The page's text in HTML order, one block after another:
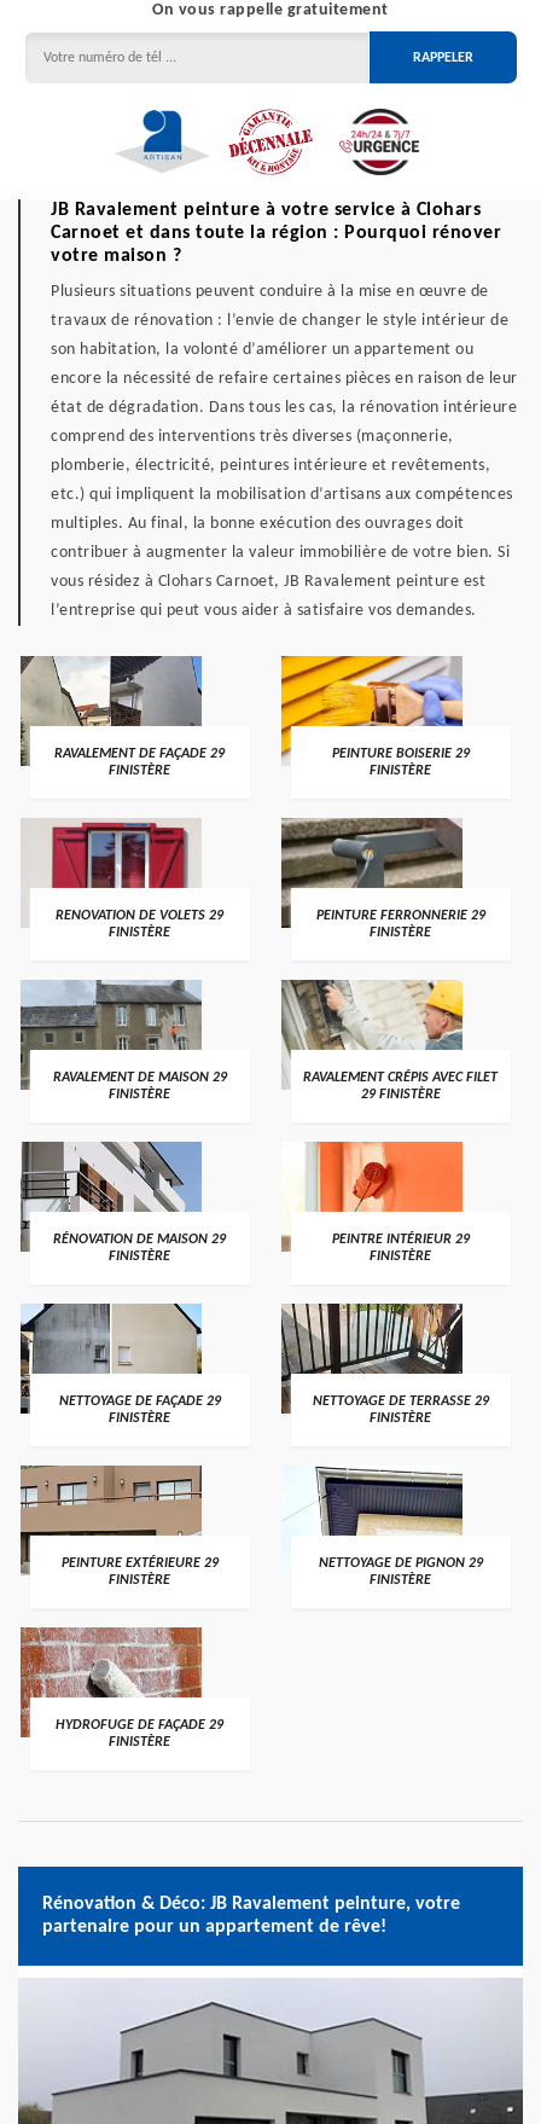
On vous rappelle gratuitement
JB Ravalement peinture à votre service à Clohars
Carnoet et dans toute la région : Pourquoi rénover
votre maison ?
Plusieurs situations peuvent conduire à la mise en œuvre de
travaux de rénovation : l’envie de changer le style intérieur de
son habitation, la volonté d’améliorer un appartement ou
encore la nécessité de refaire certaines pièces en raison de leur
état de dégradation. Dans tous les cas, la rénovation intérieure
comprend des interventions très diverses (maçonnerie,
plomberie, électricité, peintures intérieure et revêtements,
etc.) qui impliquent la mobilisation d’artisans aux compétences
multiples. Au final, la bonne exécution des ouvrages doit
contribuer à augmenter la valeur immobilière de votre bien. Si
vous résidez à Clohars Carnoet, JB Ravalement peinture est
l’entreprise qui peut vous aider à satisfaire vos demandes.
RAVALEMENT DE FAÇADE 29
FINISTÈRE
PEINTURE BOISERIE 29
FINISTÈRE
RENOVATION DE VOLETS 29
FINISTÈRE
PEINTURE FERRONNERIE 29
FINISTÈRE
RAVALEMENT DE MAISON 29
FINISTÈRE
RAVALEMENT CRÉPIS AVEC FILET
29 FINISTÈRE
RÉNOVATION DE MAISON 29
FINISTÈRE
PEINTRE INTÉRIEUR 29
FINISTÈRE
NETTOYAGE DE FAÇADE 29
FINISTÈRE
NETTOYAGE DE TERRASSE 29
FINISTÈRE
PEINTURE EXTÉRIEURE 29
FINISTÈRE
NETTOYAGE DE PIGNON 29
FINISTÈRE
HYDROFUGE DE FAÇADE 29
FINISTÈRE
Rénovation & Déco: JB Ravalement peinture, votre
partenaire pour un appartement de rêve!